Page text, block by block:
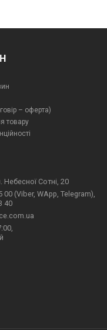
– оферта)
товару
Небесної Сотні, 20
00 (Viber, WApp, Telegram),
40